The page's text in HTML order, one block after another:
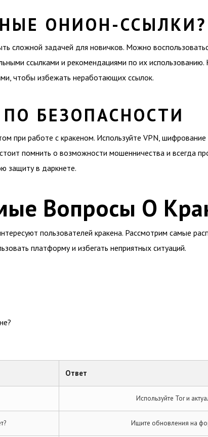
ОНИОН-ССЫЛКИ?
сложной задачей для новичков. Можно
ссылками и рекомендациями по их
чтобы избежать неработающих ссылок.
БЕЗОПАСНОСТИ
при работе с кракеном. Используйте VPN,
помнить о возможности мошенничества и всегда
защиту в даркнете.
Вопросы О
пользователей кракена. Рассмотрим самые
платформу и избегать неприятных ситуаций.
Ответ
Используйте Tor и
Ищите обновления на